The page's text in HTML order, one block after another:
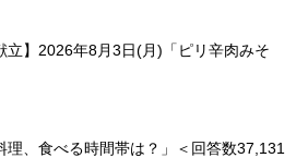
立】2026年8月3日(月)「ピリ辛肉みそ
理、食べる時間帯は？」＜回答数37,131